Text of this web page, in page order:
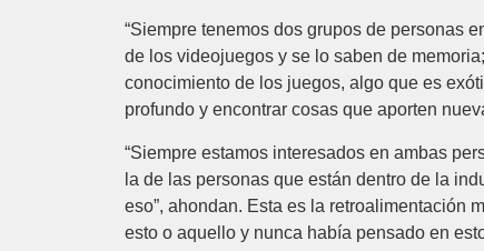
“Siempre tenemos dos grupos de personas
de los videojuegos y se lo saben de
conocimiento de los juegos, algo que es
profundo y encontrar cosas que aporten
“Siempre estamos interesados en ambas
la de las personas que están dentro de la
eso”, ahondan. Esta es la retroalimentación
esto o aquello y nunca había pensado en